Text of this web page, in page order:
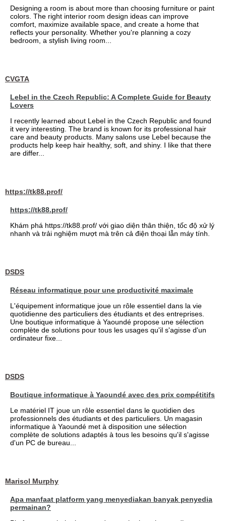
Designing a room is about more than choosing furniture or paint
colors. The right interior room design ideas can improve
comfort, maximize available space, and create a home that
reflects your personality. Whether you're planning a cozy
bedroom, a stylish living room...
CVGTA
Lebel in the Czech Republic: A Complete Guide for Beauty
Lovers
I recently learned about Lebel in the Czech Republic and found
it very interesting. The brand is known for its professional hair
care and beauty products. Many salons use Lebel because the
products help keep hair healthy, soft, and shiny. I like that there
are differ...
https://tk88.prof/
https://tk88.prof/
Khám phá https://tk88.prof/ với giao diện thân thiện, tốc độ xử lý
nhanh và trải nghiệm mượt mà trên cả điện thoại lẫn máy tính.
DSDS
Réseau informatique pour une productivité maximale
L'équipement informatique joue un rôle essentiel dans la vie
quotidienne des particuliers des étudiants et des entreprises.
Une boutique informatique à Yaoundé propose une sélection
complète de solutions pour tous les usages qu'il s'agisse d'un
ordinateur fixe...
DSDS
Boutique informatique à Yaoundé avec des prix compétitifs
Le matériel IT joue un rôle essentiel dans le quotidien des
professionnels des étudiants et des particuliers. Un magasin
informatique à Yaoundé met à disposition une sélection
complète de solutions adaptés à tous les besoins qu'il s'agisse
d'un PC de bureau...
Marisol Murphy
Apa manfaat platform yang menyediakan banyak penyedia
permainan?